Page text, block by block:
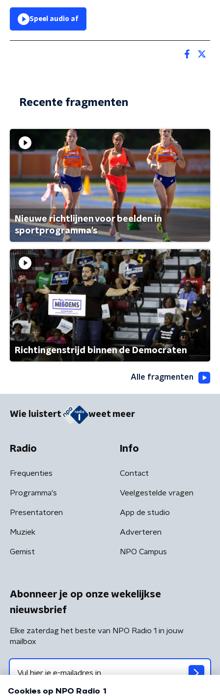
Speel audio af
Recente fragmenten
Nieuwe richtlijnen voor beelden in
sportprogramma's
Richtingenstrijd binnen de Democraten
Alle fragmenten
Wie luistert weet meer
Radio
Frequenties
Programma's
Presentatoren
Muziek
Gemist
Info
Contact
Veelgestelde vragen
App de studio
Adverteren
NPO Campus
Abonneer je op onze wekelijkse
nieuwsbrief
Elke zaterdag het beste van NPO Radio 1 in jouw
mailbox